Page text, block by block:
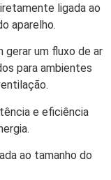
ligada ao
aparelho.
um fluxo de ar
para ambientes
e eficiência
ao tamanho do